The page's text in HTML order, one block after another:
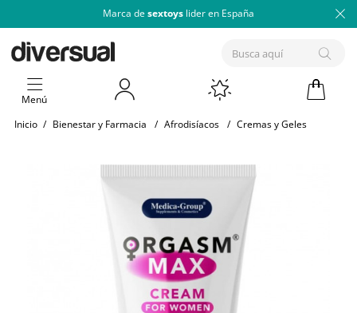
Marca de sextoys lider en España
Menú
Inicio / Bienestar y Farmacia / Afrodisíacos / Cremas y Geles